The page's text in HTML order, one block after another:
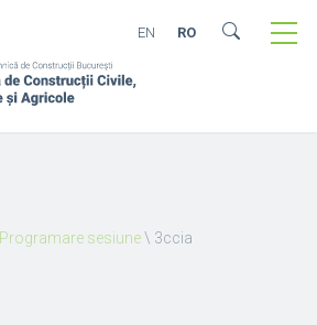
EN RO
Programare sesiune\ 3ccia